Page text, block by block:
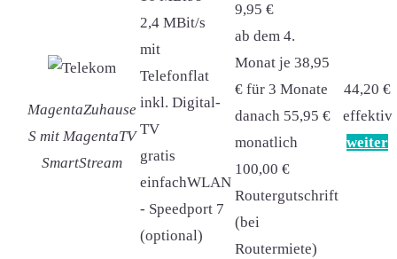
MagentaZuhause
S mit MagentaTV
SmartStream
2,4 MBit/s
mit
Telefonflat
inkl. Digital-
TV
gratis
einfachWLAN
- Speedport 7
(optional)
9,95 €
ab dem 4.
Monat je 38,95
€ für 3 Monate
danach 55,95 €
monatlich
100,00 €
Routergutschrift
(bei
Routermiete)
44,20 €
effektiv
weiter